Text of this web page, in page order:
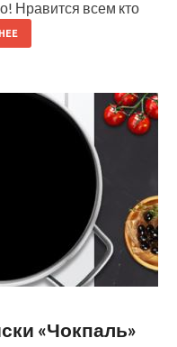
Нравится всем кто
«Чокпаль»